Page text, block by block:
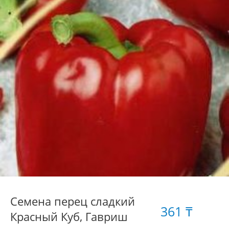
Семена перец сладкий
Красный Куб, Гавриш
361 ₸